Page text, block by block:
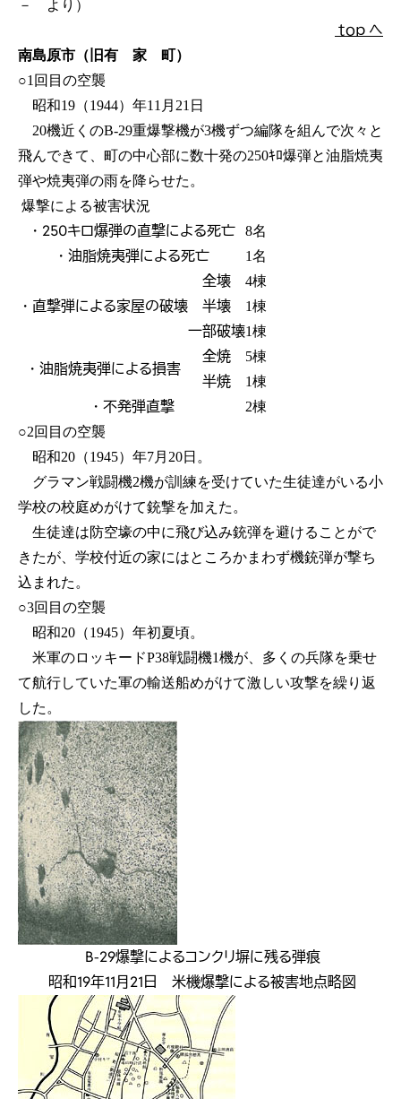
－ より）
ｔｏｐ へ
南島原市（旧有 家 町）
○1回目の空襲
昭和19（1944）年11月21日
20機近くのB-29重爆撃機が3機ずつ編隊を組んで次々と
飛んできて、町の中心部に数十発の250ｷﾛ爆弾と油脂焼夷
弾や焼夷弾の雨を降らせた。
爆撃による被害状況
・250キロ爆弾の直撃による死亡 8名
・油脂焼夷弾による死亡 1名
・直撃弾による家屋の破壊
全壊 4棟
半壊 1棟
一部破壊1棟
・油脂焼夷弾による損害
全焼 5棟
半焼 1棟
・不発弾直撃
2棟
○2回目の空襲
昭和20（1945）年7月20日。
グラマン戦闘機2機が訓練を受けていた生徒達がいる小
学校の校庭めがけて銃撃を加えた。
生徒達は防空壕の中に飛び込み銃弾を避けることがで
きたが、学校付近の家にはところかまわず機銃弾が撃ち
込まれた。
○3回目の空襲
昭和20（1945）年初夏頃。
米軍のロッキードP38戦闘機1機が、多くの兵隊を乗せ
て航行していた軍の輸送船めがけて激しい攻撃を繰り返
した。
B-29爆撃によるコンクリ塀に残る弾痕
昭和19年11月21日 米機爆撃による被害地点略図